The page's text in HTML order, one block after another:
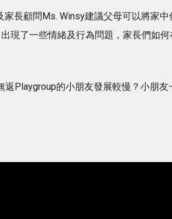
長顧問Ms. Winsy建議父母可以將家中
現了一些情緒及行為問題，家長們如何
Playgroup的小朋友發展較慢？小朋友